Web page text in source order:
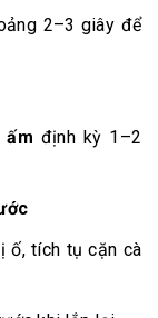
2–3 giây để
ấm định kỳ 1–2
ố, tích tụ cặn cà